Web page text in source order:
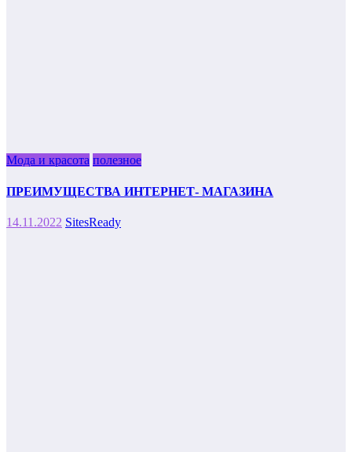
Мода и красота полезное
ПРЕИМУЩЕСТВА ИНТЕРНЕТ- МАГАЗИНА
14.11.2022 SitesReady